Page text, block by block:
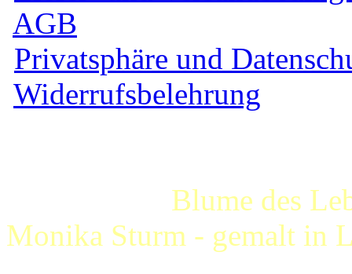
AGB
Privatsphäre und
Widerrufsbelehrung
Blume des Lebens
Monika Sturm - gemalt in